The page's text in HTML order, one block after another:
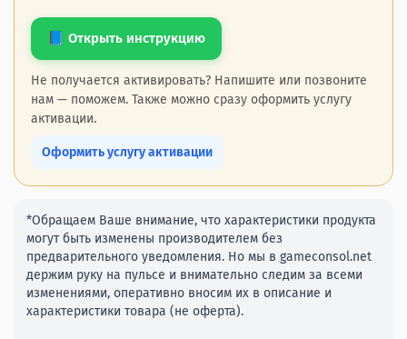
📘 Открыть инструкцию
Не получается активировать? Напишите или позвоните
нам — поможем. Также можно сразу оформить услугу
активации.
Оформить услугу активации
*Обращаем Ваше внимание, что характеристики продукта
могут быть изменены производителем без
предварительного уведомления. Но мы в gameconsol.net
держим руку на пульсе и внимательно следим за всеми
изменениями, оперативно вносим их в описание и
характеристики товара (не оферта).